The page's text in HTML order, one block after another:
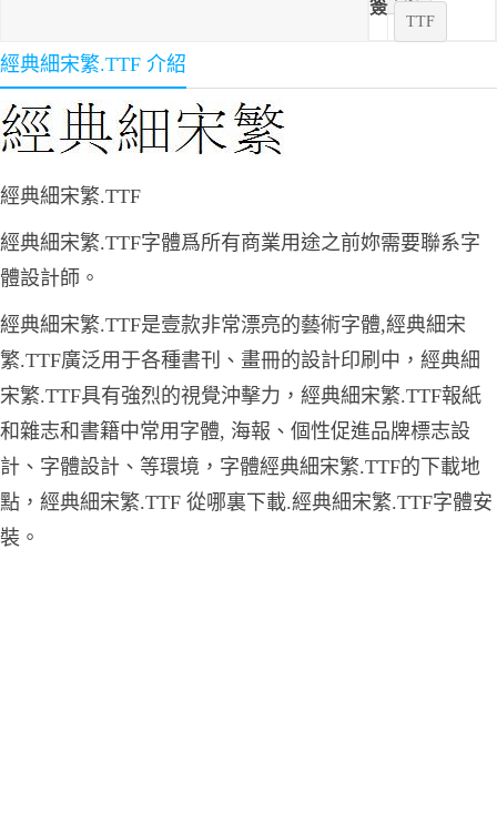
簽
TTF
經典細宋繁.TTF 介紹
經典細宋繁.TTF
經典細宋繁.TTF字體爲所有商業用途之前妳需要聯系字
體設計師。
經典細宋繁.TTF是壹款非常漂亮的藝術字體,經典細宋
繁.TTF廣泛用于各種書刊、畫冊的設計印刷中，經典細
宋繁.TTF具有強烈的視覺沖擊力，經典細宋繁.TTF報紙
和雜志和書籍中常用字體, 海報、個性促進品牌標志設
計、字體設計、等環境，字體經典細宋繁.TTF的下載地
點，經典細宋繁.TTF 從哪裏下載.經典細宋繁.TTF字體安
裝。